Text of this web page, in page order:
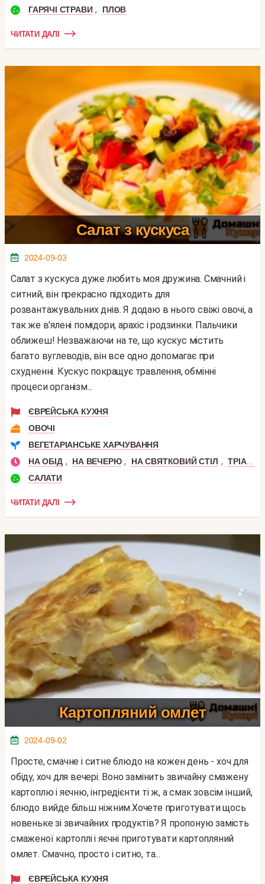
ГАРЯЧІ СТРАВИ , ПЛОВ
ЧИТАТИ ДАЛІ
Салат з кускуса
2024-09-03
Салат з кускуса дуже любить моя дружина. Смачний і
ситний, він прекрасно підходить для
розвантажувальних днів. Я додаю в нього свіжі овочі, а
так же в'ялені помідори, арахіс і родзинки. Пальчики
оближеш! Незважаючи на те, що кускус містить
багато вуглеводів, він все одно допомагає при
схудненні. Кускус покращує травлення, обмінні
процеси організм...
ЄВРЕЙСЬКА КУХНЯ
ОВОЧІ
ВЕГЕТАРІАНСЬКЕ ХАРЧУВАННЯ
НА ОБІД , НА ВЕЧЕРЮ , НА СВЯТКОВИЙ СТІЛ , ТРІАДА
САЛАТИ
ЧИТАТИ ДАЛІ
Картопляний омлет
2024-09-02
Просте, смачне і ситне блюдо на кожен день - хоч для
обіду, хоч для вечері. Воно замінить звичайну смажену
картоплю і яєчню, інгредієнти ті ж, а смак зовсім інший,
блюдо вийде більш ніжним.Хочете приготувати щось
новеньке зі звичайних продуктів? Я пропоную замість
смаженої картоплі і яєчні приготувати картопляний
омлет. Смачно, просто і ситно, та...
ЄВРЕЙСЬКА КУХНЯ